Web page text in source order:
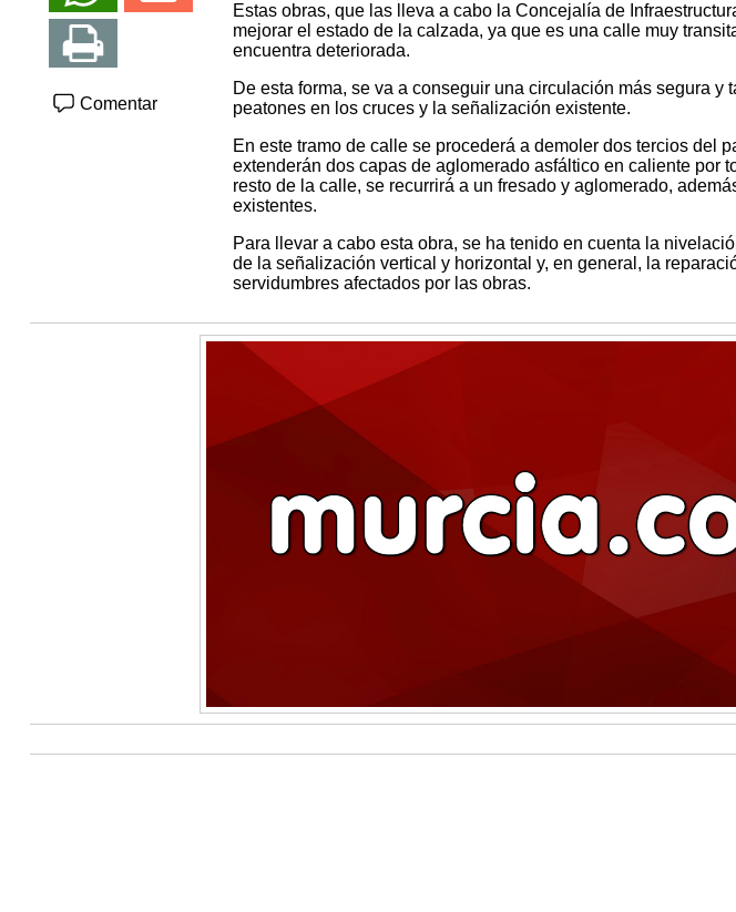
Comentar
Estas obras, que las lleva a cabo la Concejalía de
mejorar el estado de la calzada, ya que es una calle muy
encuentra deteriorada.
De esta forma, se va a conseguir una circulación más segura y
peatones en los cruces y la señalización existente.
En este tramo de calle se procederá a demoler dos tercios del
extenderán dos capas de aglomerado asfáltico en caliente por
resto de la calle, se recurrirá a un fresado y aglomerado,
existentes.
Para llevar a cabo esta obra, se ha tenido en cuenta la
de la señalización vertical y horizontal y, en general, la
servidumbres afectados por las obras.